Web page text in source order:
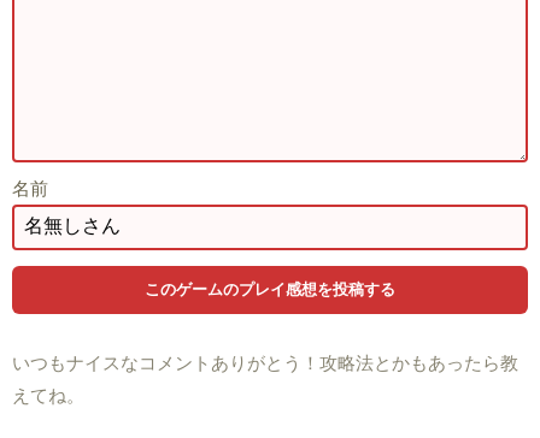
名前
いつもナイスなコメントありがとう！攻略法とかもあったら教
えてね。